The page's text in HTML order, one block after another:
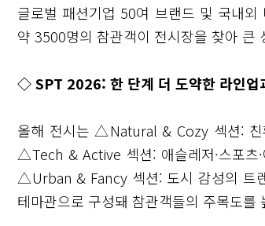
글로벌 패션기업 50여 브랜드 및 국내
약 3500명의 참관객이 전시장을 찾아 큰
◇ SPT 2026: 한 단계 더 도약한 라인업
올해 전시는 △Natural & Cozy 섹션: 친
△Tech & Active 섹션: 애슬레저·스포츠
△Urban & Fancy 섹션: 도시 감성의 트
테마관으로 구성돼 참관객들의 주목도를